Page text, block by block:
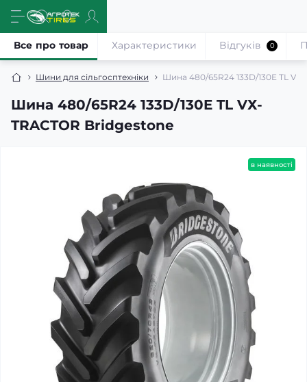
Шини для сільгосптехніки Шина 480/65R24 133D/130E TL
Шина 480/65R24 133D/130E TL VХ-
TRACTOR Bridgestone
Все про товар Характеристики Відгуків 0
в наявності